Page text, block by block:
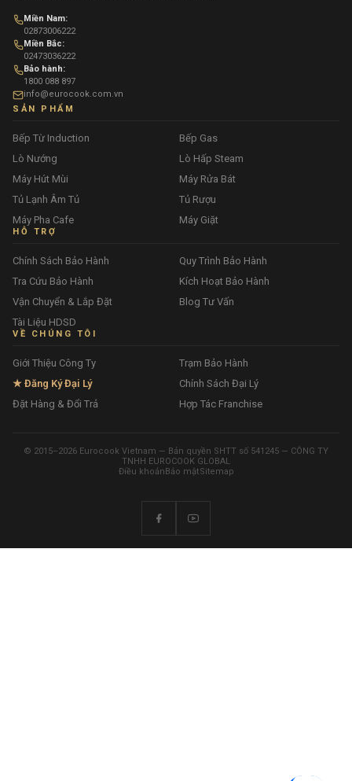
Miền Nam:
02873006222
Miền Bắc:
02473036222
Bảo hành:
1800 088 897
info@eurocook.com.vn
SẢN PHẨM
Bếp Từ Induction
Bếp Gas
Lò Nướng
Lò Hấp Steam
Máy Hút Mùi
Máy Rửa Bát
Tủ Lạnh Âm Tủ
Tủ Rượu
Máy Pha Cafe
Máy Giặt
HỖ TRỢ
Chính Sách Bảo Hành
Quy Trình Bảo Hành
Tra Cứu Bảo Hành
Kích Hoạt Bảo Hành
Vận Chuyển & Lắp Đặt
Blog Tư Vấn
Tài Liệu HDSD
VỀ CHÚNG TÔI
Giới Thiệu Công Ty
Trạm Bảo Hành
★ Đăng Ký Đại Lý
Chính Sách Đại Lý
Đặt Hàng & Đổi Trả
Hợp Tác Franchise
© 2015–2026 Eurocook Vietnam — Bản quyền SHTT số 541245 — CÔNG TY
TNHH EUROCOOK GLOBAL
Điều khoảnBảo mậtSitemap